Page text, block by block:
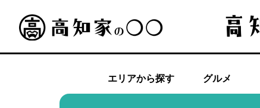
エリアから探す グルメ